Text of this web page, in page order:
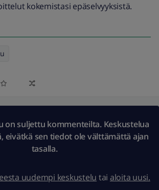
kokemistasi epäselvyyksistä.
on suljettu kommenteilta. Keskustelua
eivätkä sen tiedot ole välttämättä ajan
tasalla.
uudempi keskustelu tai aloita uusi.